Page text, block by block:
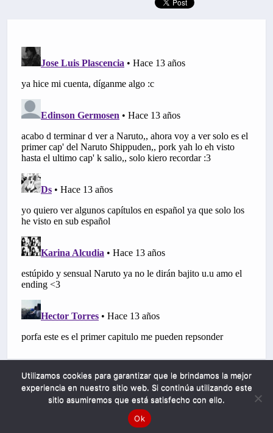
Utilizamos cookies para garantizar que le brindamos la mejor
experiencia en nuestro sitio web. Si continúa utilizando este
sitio asumiremos que está satisfecho con ello.
Ok